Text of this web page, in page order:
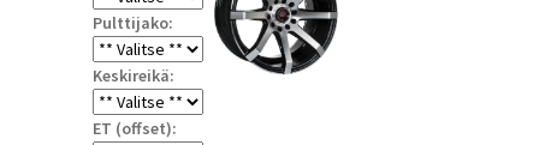
Pulttijako:
Keskireikä:
ET (offset):